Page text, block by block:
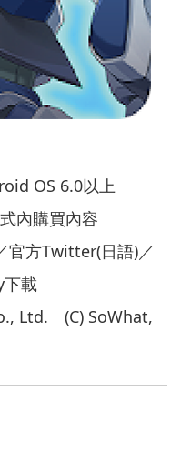
OS 6.0以上
內購買內容
官方Twitter(日語)／
載
Ltd. (C) SoWhat,